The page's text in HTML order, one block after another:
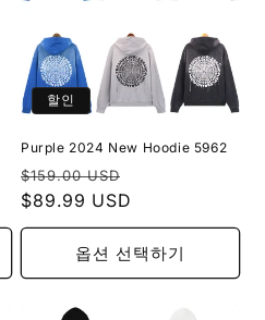
할인
Purple 2024 New Hoodie 5962
정
가
$159.00 USD
가
$89.99 USD
옵션 선택하기